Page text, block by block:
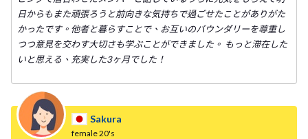
日からもまた頑張ろうと前向きな気持ちで過ごせたことがありがた
かったです。他者と暮らすことで、お互いのバウンダリーを尊重し
つつ意見を交わす大切さも学ぶことができました。 もっと滞在した
いと思える、充実した3ヶ月でした！
Sakura
female20's